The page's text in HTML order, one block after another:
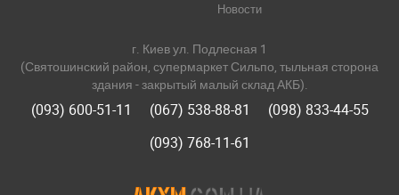
Новости
г. Киев ул. Подлесная 1
(Святошинский район, супермаркет Сильпо, тыльная сторона
здания - закрытый малый склад АКБ).
(093) 600-51-11 (067) 538-88-81
(098) 833-44-55
(093) 768-11-61